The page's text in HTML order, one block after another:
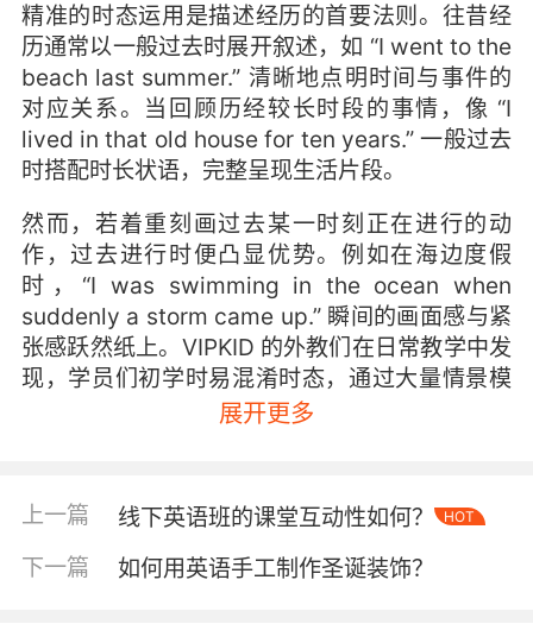
精准的时态运用是描述经历的首要法则。往昔经
历通常以一般过去时展开叙述，如 “I went to the
beach last summer.” 清晰地点明时间与事件的
对应关系。当回顾历经较长时段的事情，像 “I
lived in that old house for ten years.” 一般过去
时搭配时长状语，完整呈现生活片段。
然而，若着重刻画过去某一时刻正在进行的动
作，过去进行时便凸显优势。例如在海边度假
时，“I was swimming in the ocean when
suddenly a storm came up.” 瞬间的画面感与紧
张感跃然纸上。VIPKID 的外教们在日常教学中发
现，学员们初学时易混淆时态，通过大量情景模
拟与专项练习，逐步强化他们对不同时态在经历
动会的场景，“The track was filled with
展开更多
上一篇 线下英语班的课堂互动性如何？ HOT
下一篇 如何用英语手工制作圣诞装饰？